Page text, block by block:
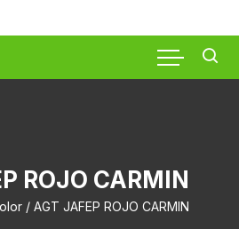
ROJO CARMIN
/ AGT JAFEP ROJO CARMIN